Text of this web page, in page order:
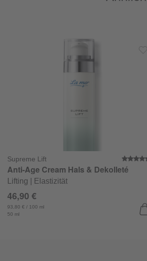
Durchschnittliche Bewertung von 5 von 5
Supreme Lift
Anti-Age Cream Hals & Dekolleté
Lifting | Elastizität
50 ml
93,80 € / 100 ml
46,90 €